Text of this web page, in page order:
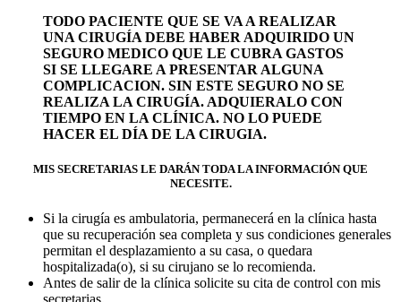
TODO PACIENTE QUE SE VA A REALIZAR
UNA CIRUGÍA DEBE HABER ADQUIRIDO UN
SEGURO MEDICO QUE LE CUBRA GASTOS
SI SE LLEGARE A PRESENTAR ALGUNA
COMPLICACION. SIN ESTE SEGURO NO SE
REALIZA LA CIRUGÍA. ADQUIERALO CON
TIEMPO EN LA CLÍNICA. NO LO PUEDE
HACER EL DÍA DE LA CIRUGIA.
MIS SECRETARIAS LE DARÁN TODA LA INFORMACIÓN QUE
NECESITE.
Si la cirugía es ambulatoria, permanecerá en la clínica hasta
que su recuperación sea completa y sus condiciones generales
permitan el desplazamiento a su casa, o quedara
hospitalizada(o), si su cirujano se lo recomienda.
Antes de salir de la clínica solicite su cita de control con mis